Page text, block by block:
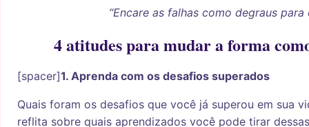
“Encare as falhas como degraus
4 atitudes para mudar a forma
[spacer]1. Aprenda com os desafios superados
Quais foram os desafios que você já superou em sua
reflita sobre quais aprendizados você pode tirar